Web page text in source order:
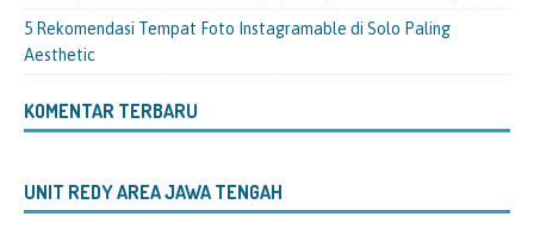
5 Rekomendasi Tempat Foto Instagramable di Solo Paling
Aesthetic
KOMENTAR TERBARU
UNIT REDY AREA JAWA TENGAH